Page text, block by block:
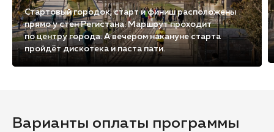
Стартовый городок, старт и финиш расположены
прямо у стен Регистана. Маршрут проходит
по центру города. А вечером накануне старта
пройдёт дискотека и паста пати.
Варианты оплаты программы